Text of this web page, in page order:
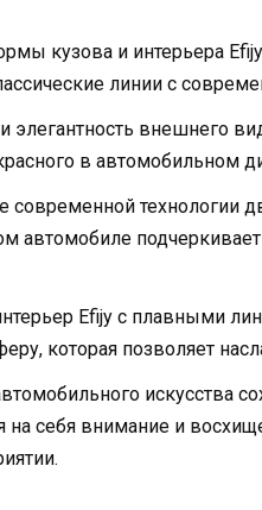
кузова и интерьера
линии с
элегантность внешнего
в автомобильном
современной технологии
автомобиле
Efijy с плавными
которая позволяет
искусства
на себя внимание и